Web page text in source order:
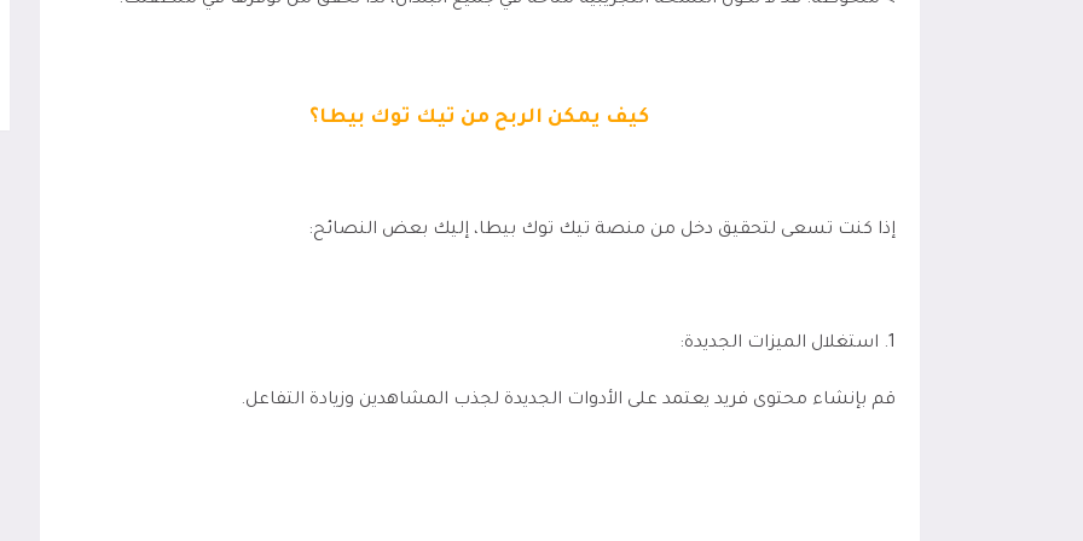
كيف يمكن الربح من تيك توك بيطا؟
إذا كنت تسعى لتحقيق دخل من منصة تيك توك بيطا، إليك بعض النصائح:
1. استغلال الميزات الجديدة:
قم بإنشاء محتوى فريد يعتمد على الأدوات الجديدة لجذب المشاهدين وزيادة التفاعل.